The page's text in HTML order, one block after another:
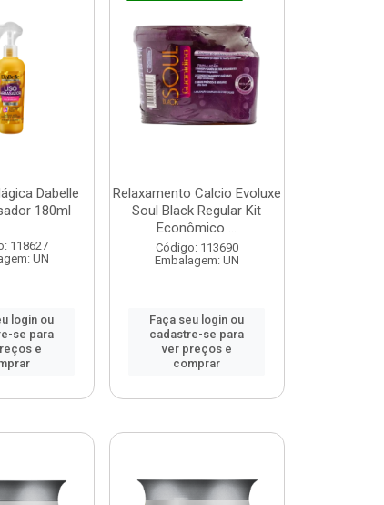
Dabelle
180ml
118627
UN
login ou
se para
e
Relaxamento Calcio Evoluxe
Soul Black Regular Kit
Econômico ...
Código: 113690
Embalagem: UN
Faça seu login ou
cadastre-se para
ver preços e
comprar